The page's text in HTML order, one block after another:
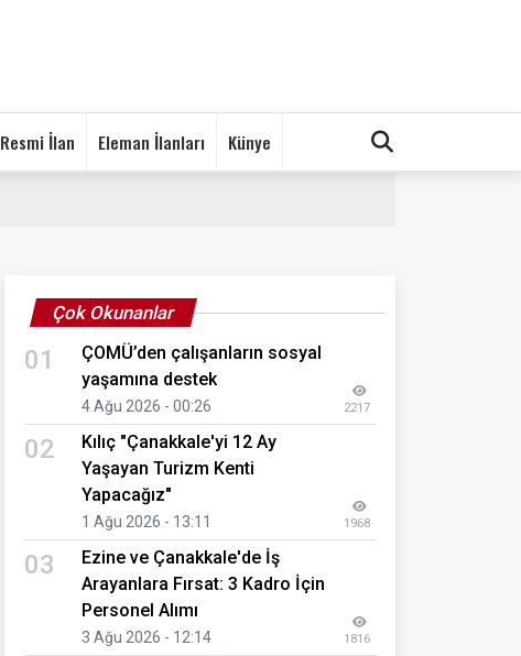
Resmi İlan Eleman İlanları Künye
Çok Okunanlar
01
ÇOMÜ’den çalışanların sosyal
yaşamına destek
4 Ağu 2026 - 00:26 2217
02
Kılıç "Çanakkale'yi 12 Ay
Yaşayan Turizm Kenti
Yapacağız"
1 Ağu 2026 - 13:11 1968
03
Ezine ve Çanakkale'de İş
Arayanlara Fırsat: 3 Kadro İçin
Personel Alımı
3 Ağu 2026 - 12:14 1816